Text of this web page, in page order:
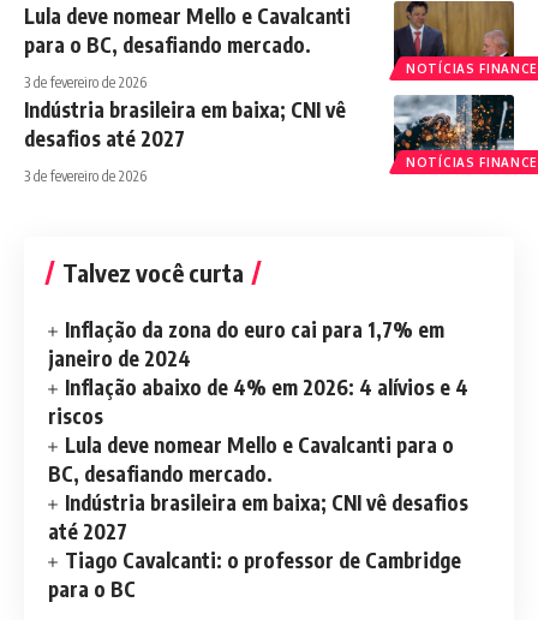
NOTÍCIAS
Lula deve nomear Mello e Cavalcanti
para o BC, desafiando mercado.
3 de fevereiro de 2026
NOTÍCIAS
Indústria brasileira em baixa; CNI vê
desafios até 2027
3 de fevereiro de 2026
Talvez você curta
Inflação da zona do euro cai para 1,7% em
janeiro de 2024
Inflação abaixo de 4% em 2026: 4 alívios e 4
riscos
Lula deve nomear Mello e Cavalcanti para o
BC, desafiando mercado.
Indústria brasileira em baixa; CNI vê desafios
até 2027
Tiago Cavalcanti: o professor de Cambridge
para o BC